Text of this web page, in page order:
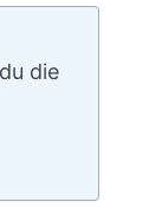
die